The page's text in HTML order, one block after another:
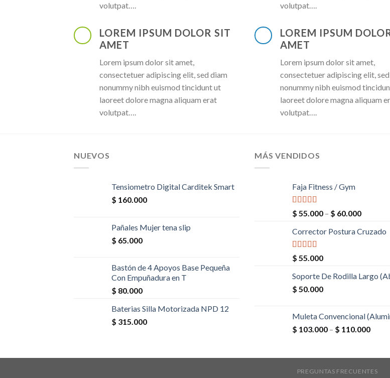
volutpat….
volutpat….
LOREM IPSUM DOLOR SIT
AMET
Lorem ipsum dolor sit amet,
consectetuer adipiscing elit, sed diam
nonummy nibh euismod tincidunt ut
laoreet dolore magna aliquam erat
volutpat….
LOREM IPSUM
AMET
Lorem ipsum dolor sit amet,
consectetuer adipiscing elit,
nonummy nibh euismod
laoreet dolore magna aliquam
volutpat….
NUEVOS
Tensiometro Digital Carditek Smart
$ 160.000
Pañales Mujer tena slip
$ 65.000
Bastón de 4 Apoyos Base Pequeña
Con Empuñadura en T
$ 80.000
Baterias Silla Motorizada NPD 12
$ 315.000
MÁS VENDIDOS
Faja Fitness / Gym
Valorado en
5.00
$ 55.000– $ 60.000
Corrector Postura Cruzado
Valorado en
5.00
$ 55.000
Soporte De Rodilla Largo
$ 50.000
Muleta Convencional
$ 103.000– $ 110.000
PREGUNTAS FRECUENTES